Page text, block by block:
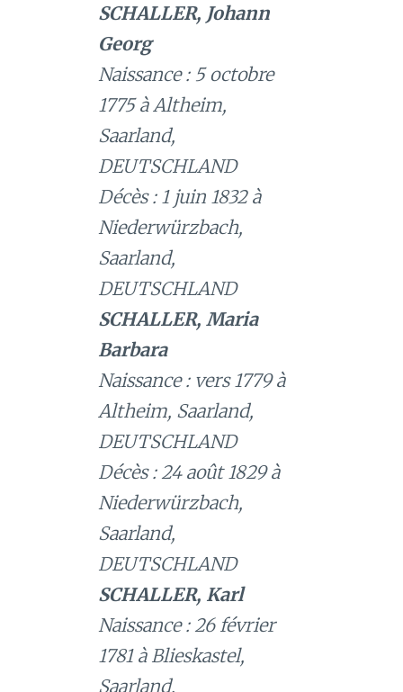
SCHALLER, Johann
Georg
Naissance : 5 octobre
1775 à Altheim,
Saarland,
DEUTSCHLAND
Décès : 1 juin 1832 à
Niederwürzbach,
Saarland,
DEUTSCHLAND
SCHALLER, Maria
Barbara
Naissance : vers 1779 à
Altheim, Saarland,
DEUTSCHLAND
Décès : 24 août 1829 à
Niederwürzbach,
Saarland,
DEUTSCHLAND
SCHALLER, Karl
Naissance : 26 février
1781 à Blieskastel,
Saarland,